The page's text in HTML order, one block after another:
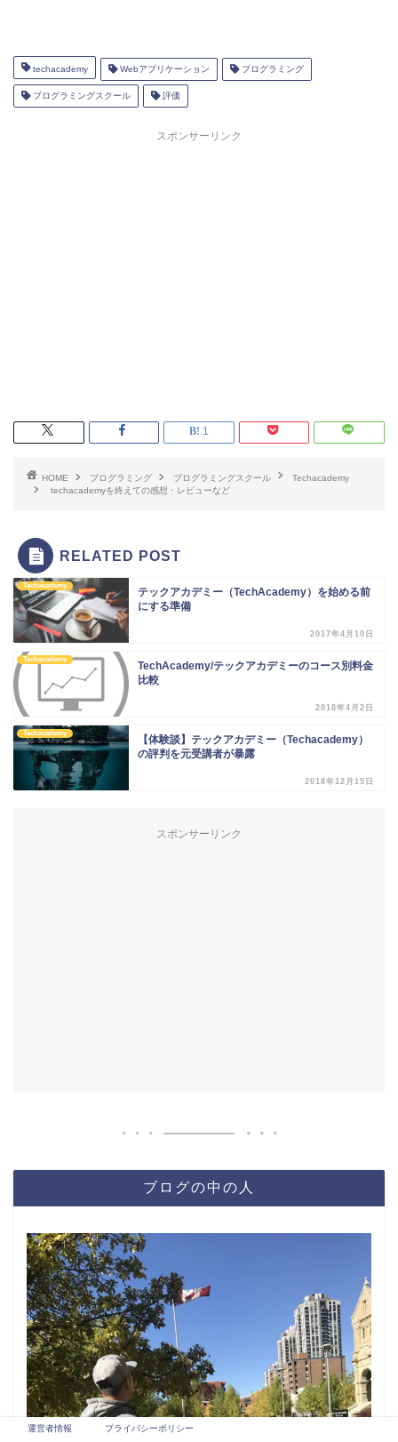
techacademy Webアプリケーション プログラミング
プログラミングスクール 評価
スポンサーリンク
1
HOME プログラミング プログラミングスクール
Techacademy
techacademyを終えての感想・レビューなど
RELATED POST
Techacademy
テックアカデミー（TechAcademy）を始める前
にする準備
2017年4月10日
Techacademy
TechAcademy/テックアカデミーのコース別料金
比較
2018年4月2日
Techacademy
【体験談】テックアカデミー（Techacademy）
の評判を元受講者が暴露
2018年12月15日
スポンサーリンク
ブログの中の人
運営者情報 プライバシーポリシー